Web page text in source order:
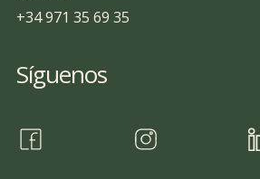
+34 971 35 69 35
Síguenos